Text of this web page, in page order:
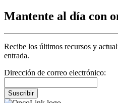
Mantente al día con
Recibe los últimos recursos y
entrada.
Dirección de correo electrónico:
Suscribir